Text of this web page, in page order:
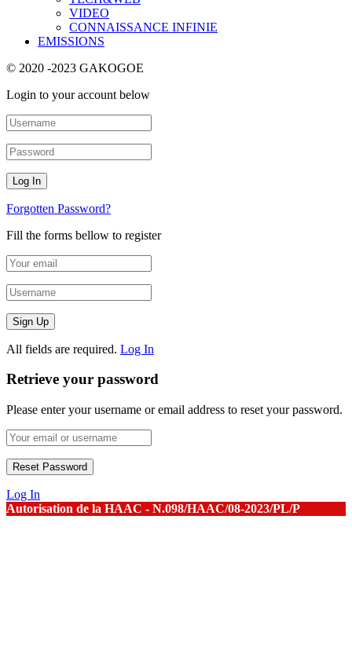
VIDEO
CONNAISSANCE INFINIE
EMISSIONS
© 2020 -2023 GAKOGOE
Login to your account below
Forgotten Password?
Fill the forms bellow to register
All fields are required. Log In
Retrieve your password
Please enter your username or email address to reset your password.
Log In
Autorisation de la HAAC - N.098/HAAC/08-2023/PL/P